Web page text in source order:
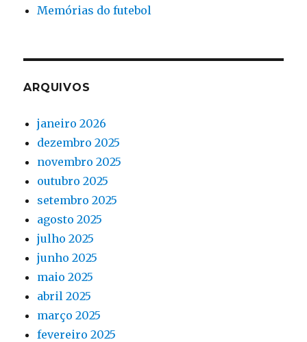
Memórias do futebol
ARQUIVOS
janeiro 2026
dezembro 2025
novembro 2025
outubro 2025
setembro 2025
agosto 2025
julho 2025
junho 2025
maio 2025
abril 2025
março 2025
fevereiro 2025